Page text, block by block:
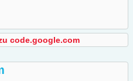
code.google.com